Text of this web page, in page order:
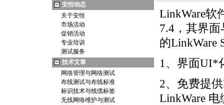
安恒动态
关于安恒
市场活动
促销活动
专业培训
测试服务
技术文章
网络管理与网络测试
布线测试与布线标准
标识技术与线缆标签
无线网络维护与测试
LinkWare软
7.4，其界
的LinkWare
1、界面UI*
2、免费提供
LinkWare 电